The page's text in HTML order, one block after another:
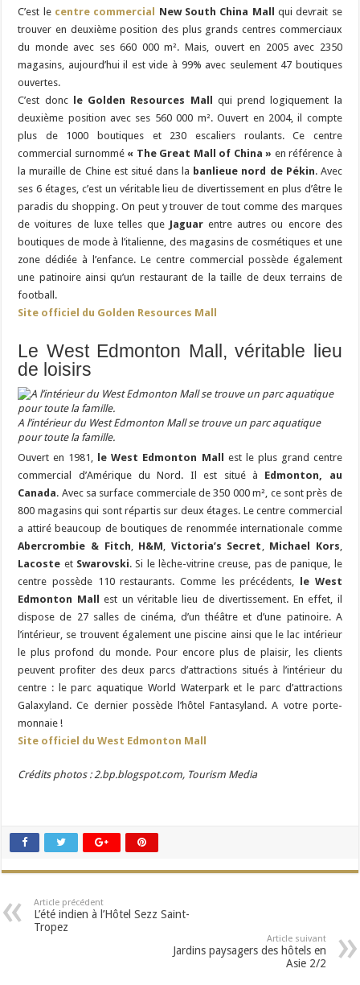
C’est le centre commercial New South China Mall
qui devrait se
trouver en deuxième position des plus grands centres commerciaux
du monde avec ses 660 000 m². Mais, ouvert en 2005 avec 2350
magasins, aujourd’hui il est vide à 99% avec seulement 47 boutiques
ouvertes.
C’est donc
le Golden Resources Mall
qui prend logiquement la
deuxième position avec ses 560 000 m². Ouvert en 2004, il compte
plus de 1000 boutiques et 230 escaliers roulants. Ce centre
commercial surnommé « The Great Mall of China » en référence à
la muraille de Chine est situé dans la banlieue nord de Pékin. Avec
ses 6 étages, c’est un véritable lieu de divertissement en plus d’être le
paradis du shopping. On peut y trouver de tout comme des marques
de voitures de luxe telles que Jaguar entre autres ou encore des
boutiques de mode à l’italienne, des magasins de cosmétiques et une
zone dédiée à l’enfance. Le centre commercial possède également
une patinoire ainsi qu’un restaurant de la taille de deux terrains de
football.
Site officiel du Golden Resources Mall
Le West Edmonton Mall, véritable lieu
de loisirs
A l’intérieur du West Edmonton Mall se trouve un parc aquatique
pour toute la famille.
Ouvert en 1981,
le West Edmonton Mall
est le plus grand centre
commercial d’Amérique du Nord. Il est situé à Edmonton, au
Canada. Avec sa surface commerciale de 350 000 m², ce sont près de
800 magasins qui sont répartis sur deux étages. Le centre commercial
a attiré beaucoup de boutiques de renommée internationale comme
Abercrombie & Fitch, H&M, Victoria’s Secret , Michael Kors,
Lacoste et Swarovski. Si le lèche-vitrine creuse, pas de panique, le
centre possède 110 restaurants. Comme les précédents,
le West
Edmonton Mall
est un véritable lieu de divertissement. En effet, il
dispose de 27 salles de cinéma, d’un théâtre et d’une patinoire. A
l’intérieur, se trouvent également une piscine ainsi que le lac intérieur
le plus profond du monde. Pour encore plus de plaisir, les clients
peuvent profiter des deux parcs d’attractions situés à l’intérieur du
centre : le parc aquatique World Waterpark et le parc d’attractions
Galaxyland. Ce dernier possède l’hôtel Fantasyland. A votre porte-
monnaie !
Site officiel du West Edmonton Mall
Crédits photos : 2.bp.blogspot.com, Tourism Media
Article précédent
L’été indien à l’Hôtel Sezz Saint-
Tropez
Article suivant
Jardins paysagers des hôtels en
Asie 2/2